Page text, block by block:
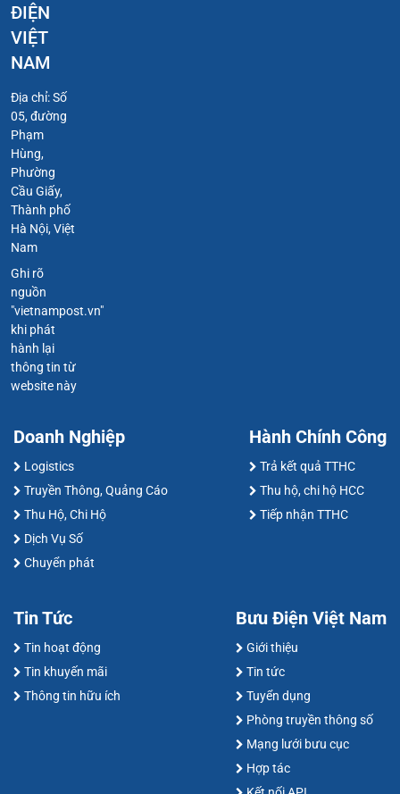
ĐIỆN
VIỆT
NAM
Địa chỉ: Số
05, đường
Phạm
Hùng,
Phường
Cầu Giấy,
Thành phố
Hà Nội, Việt
Nam
Ghi rõ
nguồn
"vietnampost.vn"
khi phát
hành lại
thông tin từ
website này
Doanh Nghiệp
Logistics
Truyền Thông, Quảng Cáo
Thu Hộ, Chi Hộ
Dịch Vụ Số
Chuyển phát
Hành Chính Công
Trả kết quả TTHC
Thu hộ, chi hộ HCC
Tiếp nhận TTHC
Tin Tức
Tin hoạt động
Tin khuyến mãi
Thông tin hữu ích
Bưu Điện Việt Nam
Giới thiệu
Tin tức
Tuyển dụng
Phòng truyền thông số
Mạng lưới bưu cục
Hợp tác